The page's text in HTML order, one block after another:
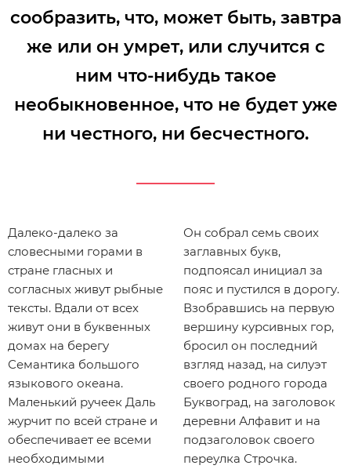
сообразить, что, может быть, завтра
же или он умрет, или случится с
ним что-нибудь такое
необыкновенное, что не будет уже
ни честного, ни бесчестного.
Далеко-далеко за
словесными горами в
стране гласных и
согласных живут рыбные
тексты. Вдали от всех
живут они в буквенных
домах на берегу
Семантика большого
языкового океана.
Маленький ручеек Даль
журчит по всей стране и
обеспечивает ее всеми
необходимыми
Он собрал семь своих
заглавных букв,
подпоясал инициал за
пояс и пустился в дорогу.
Взобравшись на первую
вершину курсивных гор,
бросил он последний
взгляд назад, на силуэт
своего родного города
Буквоград, на заголовок
деревни Алфавит и на
подзаголовок своего
переулка Строчка.